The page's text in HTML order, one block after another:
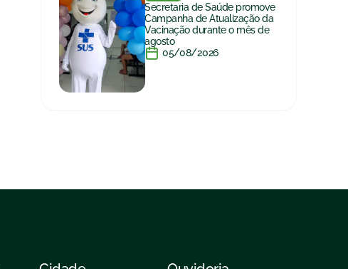
Secretaria de Saúde promove
Campanha de Atualização da
Vacinação durante o mês de
agosto
05/08/2026